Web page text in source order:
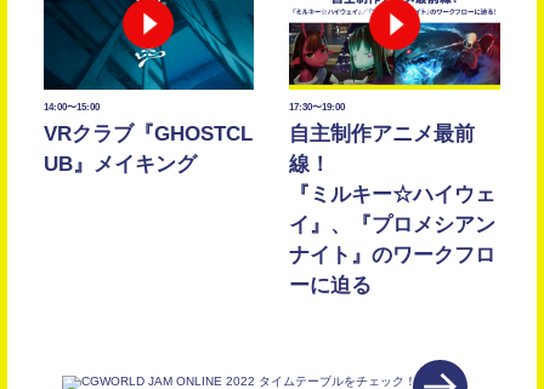
14:00〜15:00
VRクラブ『GHOSTCL
UB』メイキング
17:30〜19:00
自主制作アニメ最前
線！
『ミルキー☆ハイウェ
イ』、『プロメシアン
ナイト』のワークフロ
ーに迫る